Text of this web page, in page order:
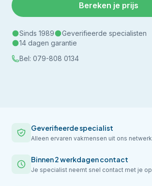
Bereken je prijs
Sinds 1989
Geverifieerde specialisten
14 dagen garantie
Bel: 079-808 0134
Geverifieerde specialist
Alleen ervaren vakmensen uit ons netwerk
Binnen 2 werkdagen contact
Je specialist neemt snel contact met je op